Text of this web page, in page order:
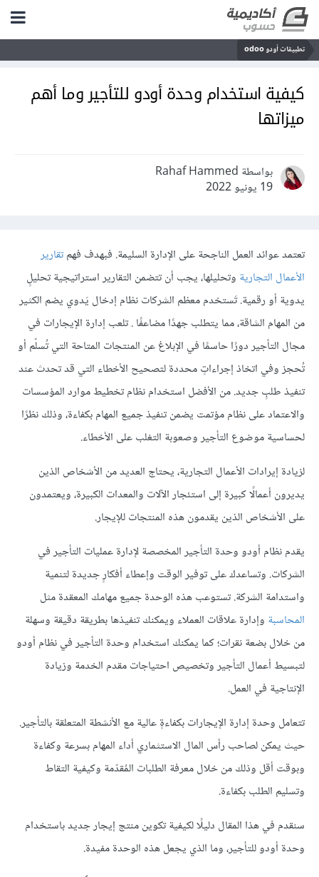
تطبيقات أودو odoo
كيفية استخدام وحدة أودو للتأجير وما أهم
ميزاتها
بواسطة Rahaf Hammed
19 يونيو 2022
تعتمد عوائد العمل الناجحة على الإدارة السليمة. فبهدف فهمتقارير
الأعمال التجارية وتحليلها، يجب أن تتضمن التقارير استراتيجية تحليلٍ
يدوية أو رقمية. تَستخدم معظم الشركات نظام إدخال يَدوي يضم الكثير
من المهام الشاقة، مما يتطلب جهدًا مضاعفًا . تلعب إدارة الإيجارات في
مجال التأجير دورًا حاسمًا في الإبلاغ عن المنتجات المتاحة التي تُسلّم أو
تُحجز وفي اتخاذ إجراءاتٍ محددة لتصحيح الأخطاء التي قد تحدث عند
تنفيذ طلبٍ جديد. من الأفضل استخدام نظام تخطيط موارد المؤسسات
والاعتماد على نظام مؤتمت يضمن تنفيذ جميع المهام بكفاءة، وذلك نظرًا
لحساسية موضوع التأجير وصعوبة التغلب على الأخطاء.
لزيادة إيرادات الأعمال التجارية، يحتاج العديد من الأشخاص الذين
يديرون أعمالًا كبيرة إلى استئجار الآلات والمعدات الكبيرة، ويعتمدون
على الأشخاص الذين يقدمون هذه المنتجات للإيجار.
يقدم نظام أودو وحدة التأجير المخصصة لإدارة عمليات التأجير في
الشركات. وتساعدك على توفير الوقت وإعطاء أفكارٍ جديدة لتنمية
واستدامة الشركة. تستوعب هذه الوحدة جميع مهامك المعقدة مثل
المحاسبة وإدارة علاقات العملاء ويمكنك تنفيذها بطريقة دقيقة وسهلة
من خلال بضعة نقرات؛ كما يمكنك استخدام وحدة التأجير في نظام أودو
لتبسيط أعمال التأجير وتخصيص احتياجات مقدم الخدمة وزيادة
الإنتاجية في العمل.
تتعامل وحدة إدارة الإيجارات بكفاءةٍ عالية مع الأنشطة المتعلقة بالتأجير.
حيث يمكن لصاحب رأس المال الاستثماري أداء المهام بسرعة وكفاءة
وبوقت أقل وذلك من خلال معرفة الطلبات المُقدّمة وكيفية التقاط
وتسليم الطلب بكفاءة.
سنقدم في هذا المقال دليلًا لكيفية تكوين منتج إيجار جديد باستخدام
وحدة أودو للتأجير، وما الذي يجعل هذه الوحدة مفيدة.